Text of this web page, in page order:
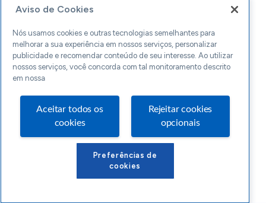
Aviso de Cookies
Nós usamos cookies e outras tecnologias semelhantes para
melhorar a sua experiência em nossos serviços, personalizar
publicidade e recomendar conteúdo de seu interesse. Ao utilizar
nossos serviços, você concorda com tal monitoramento descrito
em nossa
Aceitar todos os
cookies
Rejeitar cookies
opcionais
Preferências de
cookies